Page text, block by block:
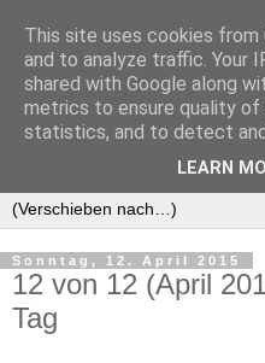
Sonntag, 12. April 2015
12 von 12 (April
Tag
This site uses cookies
and to analyze traffic. Your
shared with Google along
metrics to ensure quality of
statistics, and to detect
LEARN